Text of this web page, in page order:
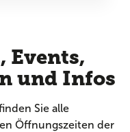
Events,
und Infos
Sie alle
Öffnungszeiten der